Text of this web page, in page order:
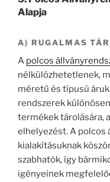
Alapja
A) RUGALMAS
A polcos
nélkülözhetetlenek,
méretű és típusú
rendszerek
termékek tárolására,
elhelyezést. A polcos
kialakításuknak
szabhatók, így
igényeinek